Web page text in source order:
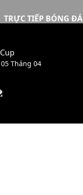
TRỰC TIẾP BÓNG ĐÁ
Tháng 04